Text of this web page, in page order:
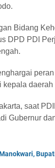
Bidang
DPD PDI
saat
Gubernur